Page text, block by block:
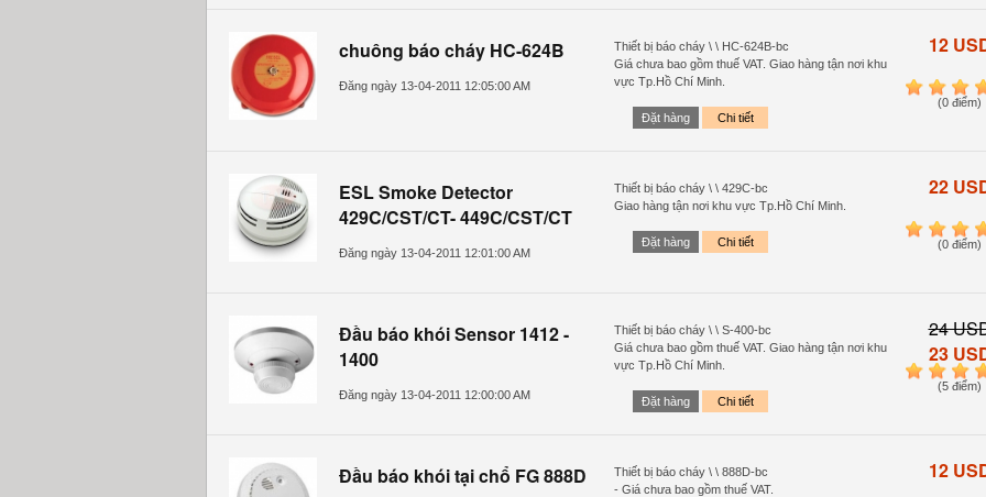
chuông báo cháy HC-624B
Đăng ngày 13-04-2011 12:05:00 AM
Thiết bị báo cháy \ \ HC-624B-bc
Giá chưa bao gồm thuế VAT. Giao hàng tận nơi khu
vực Tp.Hồ Chí Minh.
Đặt hàng Chi tiết
12
1 2 3 4
(0 điểm)
ESL Smoke Detector
429C/CST/CT- 449C/CST/CT
Đăng ngày 13-04-2011 12:01:00 AM
Thiết bị báo cháy \ \ 429C-bc
Giao hàng tận nơi khu vực Tp.Hồ Chí Minh.
Đặt hàng Chi tiết
22
1 2 3 4
(0 điểm)
Đầu báo khói Sensor 1412 -
1400
Đăng ngày 13-04-2011 12:00:00 AM
Thiết bị báo cháy \ \ S-400-bc
Giá chưa bao gồm thuế VAT. Giao hàng tận nơi khu
vực Tp.Hồ Chí Minh.
Đặt hàng Chi tiết
24
23
1 2 3 4
(5 điểm)
Đầu báo khói tại chổ FG 888D
Thiết bị báo cháy \ \ 888D-bc
- Giá chưa bao gồm thuế VAT.
12